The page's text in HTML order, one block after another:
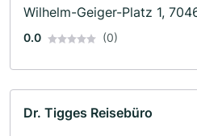
Wilhelm-Geiger-Platz 1,
0.0 (0)
Dr. Tigges Reisebüro